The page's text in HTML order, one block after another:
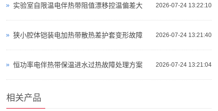
2026-07-24 13:22:10
实验室自限温电伴热带阻值漂移控温偏差大
2026-07-24 13:21:40
狭小腔体铠装电加热带散热差护套变形故障
2026-07-24 13:21:04
恒功率电伴热带保温进水过热故障处理方案
相关产品